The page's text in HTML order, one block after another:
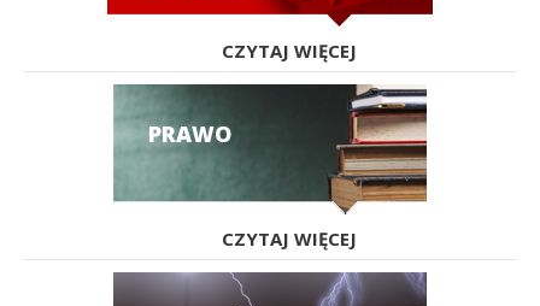
CZYTAJ WIĘCEJ
PRAWO
CZYTAJ WIĘCEJ